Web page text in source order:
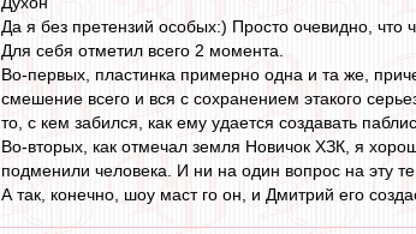
Да я без претензий особых:) Просто очевидно,
Для себя отметил всего 2 момента.
Во-первых, пластинка примерно одна и та же,
смешение всего и вся с сохранением этакого
то, с кем забился, как ему удается создавать
Во-вторых, как отмечал земля Новичок ХЗК, я
подменили человека. И ни на один вопрос на эту
А так, конечно, шоу маст го он, и Дмитрий его